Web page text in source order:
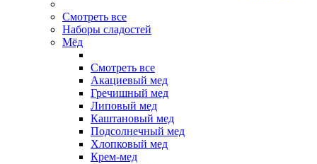
Смотреть все
Наборы сладостей
Мёд
Смотреть все
Акациевый мед
Гречишный мед
Липовый мед
Каштановый мед
Подсолнечный мед
Хлопковый мед
Крем-мед